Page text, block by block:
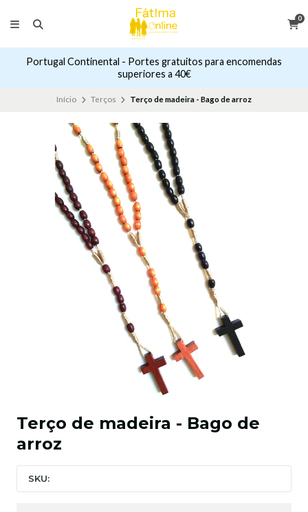
0
Portugal Continental - Portes gratuitos para encomendas
superiores a 40€
Início Terços Terço de madeira - Bago de arroz
Terço de madeira - Bago de
arroz
SKU: